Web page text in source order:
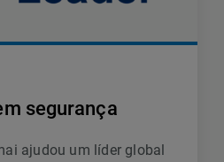
segurança
ajudou um líder global